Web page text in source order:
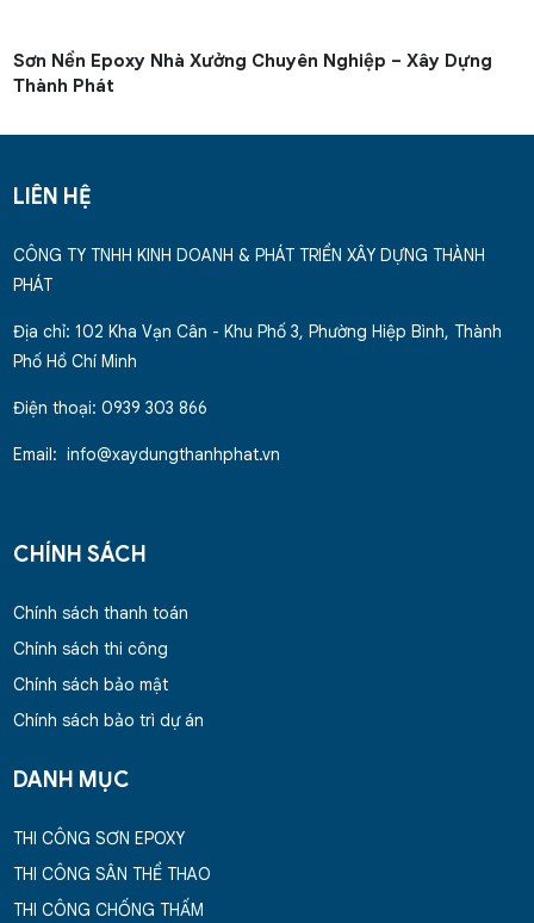
Sơn Nền Epoxy Nhà Xưởng Chuyên Nghiệp – Xây Dựng
Thành Phát
LIÊN HỆ
CÔNG TY TNHH KINH DOANH & PHÁT TRIỂN XÂY DỰNG THÀNH
PHÁT
Địa chỉ: 102 Kha Vạn Cân - Khu Phố 3, Phường Hiệp Bình, Thành
Phố Hồ Chí Minh
Điện thoại: 0939 303 866
Email: info@xaydungthanhphat.vn
CHÍNH SÁCH
Chính sách thanh toán
Chính sách thi công
Chính sách bảo mật
Chính sách bảo trì dự án
DANH MỤC
THI CÔNG SƠN EPOXY
THI CÔNG SÂN THỂ THAO
THI CÔNG CHỐNG THẤM